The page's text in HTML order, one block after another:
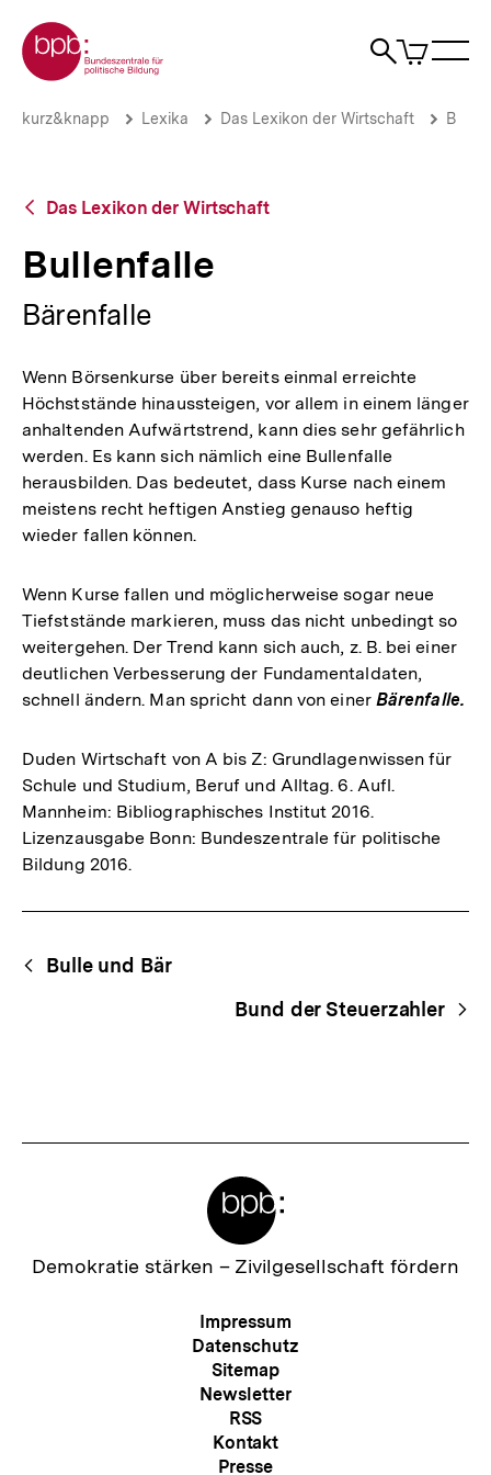
zum
Seiteninhalt
springen
Zur Startseite der bpb
Suche
Artikel
im
Bullenfalle
Brotkrümelnavigation
Pfadnavigation
kurz&knapp Lexika Das Lexikon der Wirtschaft B
Zurück
Übersicht
Das Lexikon der Wirtschaft
Bullenfalle
Bärenfalle
Wenn Börsenkurse über bereits einmal erreichte
Höchststände hinaussteigen, vor allem in einem länger
anhaltenden Aufwärtstrend, kann dies sehr gefährlich
werden. Es kann sich nämlich eine Bullenfalle
herausbilden. Das bedeutet, dass Kurse nach einem
meistens recht heftigen Anstieg genauso heftig
wieder fallen können.
Wenn Kurse fallen und möglicherweise sogar neue
Tiefststände markieren, muss das nicht unbedingt so
weitergehen. Der Trend kann sich auch, z. B. bei einer
deutlichen Verbesserung der Fundamentaldaten,
schnell ändern. Man spricht dann von einer Bärenfalle.
Duden Wirtschaft von A bis Z: Grundlagenwissen für
Schule und Studium, Beruf und Alltag. 6. Aufl.
Mannheim: Bibliographisches Institut 2016.
Lizenzausgabe Bonn: Bundeszentrale für politische
Bildung 2016.
Begriffsnavigation
Content-
Navigation
Bulle und Bär
Bund der Steuerzahler
Zur
Demokratie stärken – Zivilgesellschaft fördern
Meta-
Navigation
Impressum
Datenschutz
Sitemap
Newsletter
RSS
Kontakt
Presse